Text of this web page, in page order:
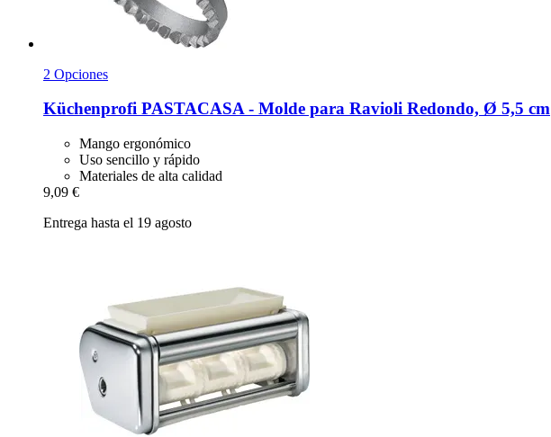
2 Opciones
Küchenprofi PASTACASA -​ Molde para Ravioli Redondo, Ø 5,5 cm
Mango ergonómico
Uso sencillo y rápido
Materiales de alta calidad
9,09 €
Entrega hasta el 19 agosto